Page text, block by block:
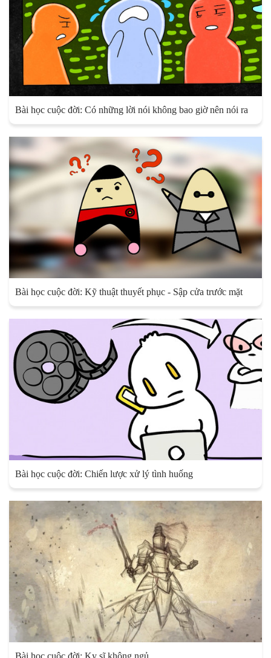
Bài học cuộc đời: Có những lời nói không bao giờ nên nói ra
Bài học cuộc đời: Kỹ thuật thuyết phục - Sập cửa trước mặt
Bài học cuộc đời: Chiến lược xử lý tình huống